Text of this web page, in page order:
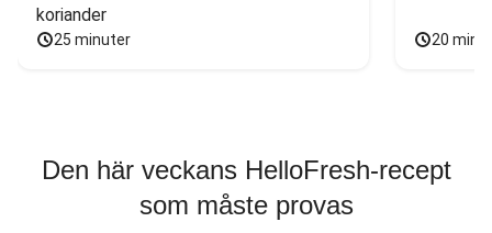
koriander
25 minuter 20
Den här veckans HelloFresh-recept
som måste provas